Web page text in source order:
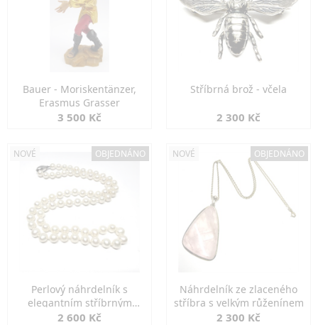
Bauer - Moriskentänzer,
Erasmus Grasser
3 500 Kč
Stříbrná brož - včela
2 300 Kč
NOVÉ OBJEDNÁNO
Perlový náhrdelník s
elegantním stříbrným
zapínáním
2 600 Kč
NOVÉ OBJEDNÁNO
Náhrdelník ze zlaceného
stříbra s velkým růženínem
2 300 Kč